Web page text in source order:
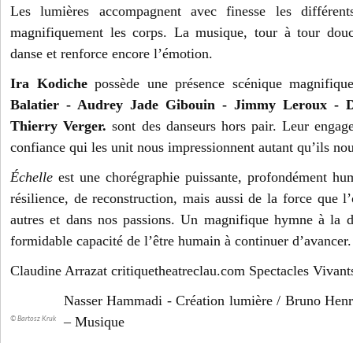
Les lumières accompagnent avec finesse les
magnifiquement les corps. La musique, tour à tour
danse et renforce encore l’émotion.
Ira Kodichepossède une présence scénique
Balatier - Audrey Jade Gibouin - Jimmy Leroux -
Thierry Verger.sont des danseurs hors pair. Leur
confiance qui les unit nous impressionnent autant qu’ils
Échelle est une chorégraphie puissante, profondément
résilience, de reconstruction, mais aussi de la force que
autres et dans nos passions. Un magnifique hymne à la
formidable capacité de l’être humain à continuer d’avancer.
Claudine Arrazat critiquetheatreclau.com Spectacles
© Bartosz Kruk
Nasser Hammadi - Création lumière / Bruno
– Musique